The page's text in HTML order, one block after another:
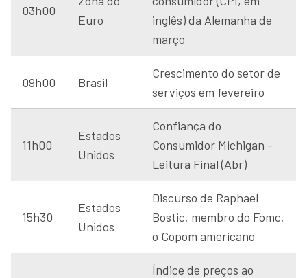
03h00
Euro
inglês) da Alemanha de
março
09h00 Brasil
Crescimento do setor de
serviços em fevereiro
11h00
Estados
Unidos
Confiança do
Consumidor Michigan -
Leitura Final (Abr)
15h30
Estados
Unidos
Discurso de Raphael
Bostic, membro do Fomc,
o Copom americano
Índice de preços ao